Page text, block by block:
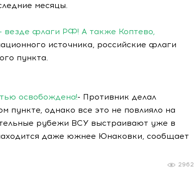
месяцы.
везде флаги РФ! А также Коптево,
источника, российские флаги
пункта.
освобождена!- Противник делал
пункте, однако все это не повлияло на
рубежи ВСУ выстраивают уже в
даже южнее Юнаковки, сообщает
2962